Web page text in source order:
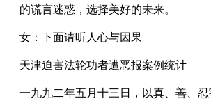
的谎言迷惑，选择美好的未来。
女：下面请听人心与因果
天津迫害法轮功者遭恶报案例统计
一九九二年五月十三日，以真、善、忍